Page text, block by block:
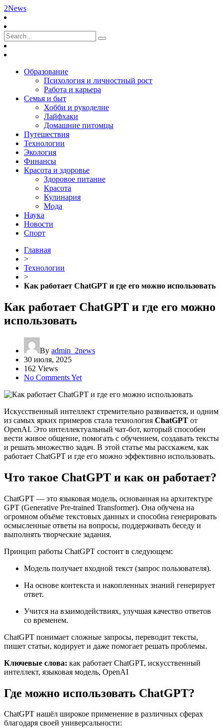
2News
Образование
Психология и личностный рост
Работа и карьера
Семья и быт
Хобби и рукоделие
Лайфхаки
Домашние питомцы
Путешествия
Технологии
Экология
Финансы
Красота и здоровье
Здоровое питание
Красота
Кулинария
Мода
Наука
Новости
Спорт
Главная
>
Технологии
>
Как работает ChatGPT и где его можно использовать
Как работает ChatGPT и где его можно
использовать
By admin_2news
30 июля, 2025
162 Views
No Comments Yet
Искусственный интеллект стремительно развивается, и одним
из самых ярких примеров стала технология ChatGPT от
OpenAI. Это интеллектуальный чат-бот, который способен
вести живое общение, помогать с обучением, создавать тексты
и решать множество задач. В этой статье мы расскажем, как
работает ChatGPT и где его можно эффективно использовать.
Что такое ChatGPT и как он работает?
ChatGPT — это языковая модель, основанная на архитектуре
GPT (Generative Pre-trained Transformer). Она обучена на
огромном объёме текстовых данных и способна генерировать
осмысленные ответы на вопросы, поддерживать беседу и
выполнять творческие задания.
Принцип работы ChatGPT состоит в следующем:
Модель получает входной текст (запрос пользователя).
На основе контекста и накопленных знаний генерирует
ответ.
Учится на взаимодействиях, улучшая качество ответов
со временем.
ChatGPT понимает сложные запросы, переводит тексты,
пишет статьи, кодирует и даже помогает решать проблемы.
Ключевые слова: как работает ChatGPT, искусственный
интеллект, языковая модель, OpenAI
Где можно использовать ChatGPT?
ChatGPT нашёл широкое применение в различных сферах
благодаря своей универсальности: